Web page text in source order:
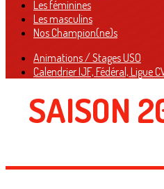
Les féminines
Les masculins
Nos Champion(ne)s
Animations / Stages USO
Calendrier IJF, Fédéral, Ligue
SAISON